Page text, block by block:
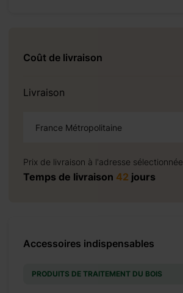
Coût de livraison
Livraison
France Métropolitaine
Prix de livraison à l'adresse sélectionnée
Temps de livraison 42 jours
Accessoires indispensables
PRODUITS DE TRAITEMENT DU BOIS
+ 276 €
+ 0 €
+ 200 €